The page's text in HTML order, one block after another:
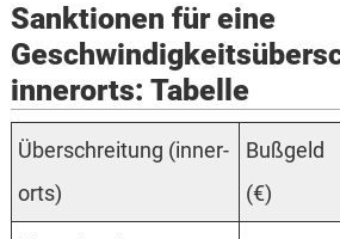
Sanktionen für eine
innerorts: Tabelle
Über­schrei­tung (in­ner­
orts)
Buß­geld
(€)